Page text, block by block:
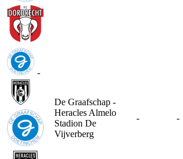
-
De Graafschap -
Heracles Almelo
Stadion De
Vijverberg
- -